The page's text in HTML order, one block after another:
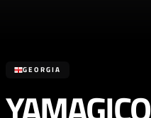
GEORGIA